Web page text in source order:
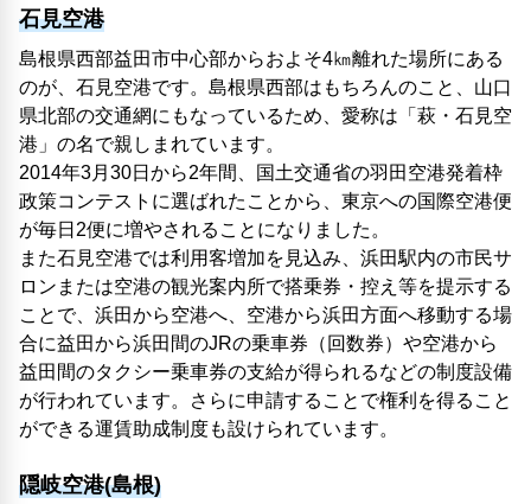
石見空港
島根県西部益田市中心部からおよそ4㎞離れた場所にある
のが、石見空港です。島根県西部はもちろんのこと、山口
県北部の交通網にもなっているため、愛称は「萩・石見空
港」の名で親しまれています。
2014年3月30日から2年間、国土交通省の羽田空港発着枠
政策コンテストに選ばれたことから、東京への国際空港便
が毎日2便に増やされることになりました。
また石見空港では利用客増加を見込み、浜田駅内の市民サ
ロンまたは空港の観光案内所で搭乗券・控え等を提示する
ことで、浜田から空港へ、空港から浜田方面へ移動する場
合に益田から浜田間のJRの乗車券（回数券）や空港から
益田間のタクシー乗車券の支給が得られるなどの制度設備
が行われています。さらに申請することで権利を得ること
ができる運賃助成制度も設けられています。
隠岐空港(島根)